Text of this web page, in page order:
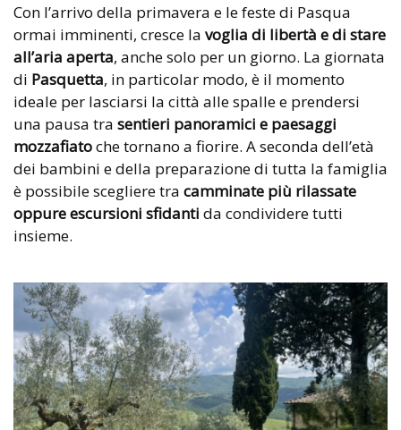
Con l’arrivo della primavera e le feste di Pasqua
ormai imminenti, cresce la voglia di libertà e di stare
all’aria aperta, anche solo per un giorno. La giornata
di Pasquetta, in particolar modo, è il momento
ideale per lasciarsi la città alle spalle e prendersi
una pausa tra sentieri panoramici e paesaggi
mozzafiatoche tornano a fiorire. A seconda dell’età
dei bambini e della preparazione di tutta la famiglia
è possibile scegliere tra camminate più rilassate
oppure escursioni sfidanti da condividere tutti
insieme.